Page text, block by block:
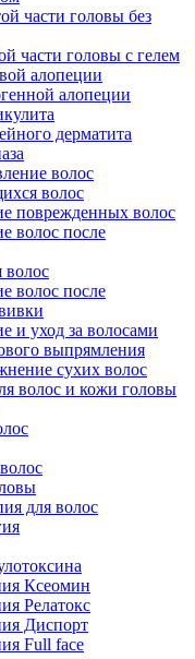
части головы без
части головы с гелем
алопеции
алопеции
дерматита
волос
волос
поврежденных волос
волос после
волос
волос после
и уход за волосами
выпрямления
сухих волос
волос и кожи головы
для волос
Ксеомин
Релатокс
Диспорт
Full face